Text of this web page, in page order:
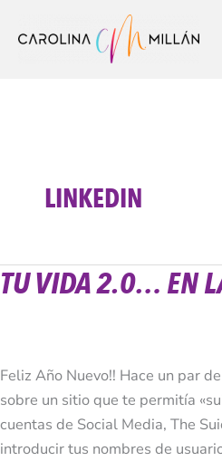
LINKEDIN
TU VIDA 2.0… EN
Feliz Año Nuevo!! Hace un par
sobre un sitio que te permitía
cuentas de Social Media, The
introducir tus nombres de
Tu
la
Otra
Vida?